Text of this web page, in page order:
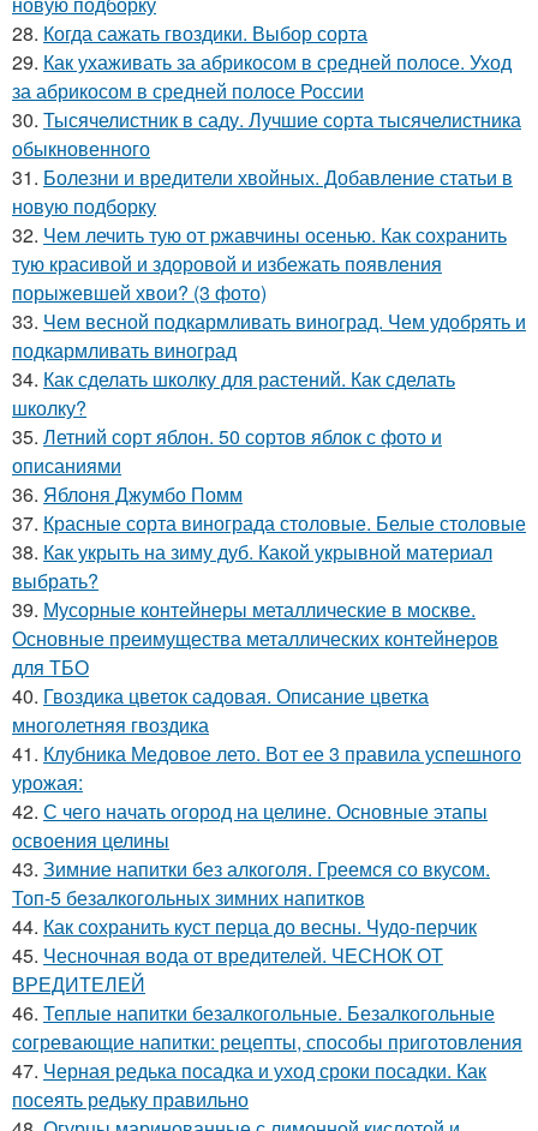
28. Когда сажать гвоздики. Выбор сорта
29. Как ухаживать за абрикосом в средней полосе. Уход
за абрикосом в средней полосе России
30. Тысячелистник в саду. Лучшие сорта тысячелистника
обыкновенного
31. Болезни и вредители хвойных. Добавление статьи в
новую подборку
32. Чем лечить тую от ржавчины осенью. Как сохранить
тую красивой и здоровой и избежать появления
порыжевшей хвои? (3 фото)
33. Чем весной подкармливать виноград. Чем удобрять и
подкармливать виноград
34. Как сделать школку для растений. Как сделать
школку?
35. Летний сорт яблон. 50 сортов яблок с фото и
описаниями
36. Яблоня Джумбо Помм
37. Красные сорта винограда столовые. Белые столовые
38. Как укрыть на зиму дуб. Какой укрывной материал
выбрать?
39. Мусорные контейнеры металлические в москве.
Основные преимущества металлических контейнеров
для ТБО
40. Гвоздика цветок садовая. Описание цветка
многолетняя гвоздика
41. Клубника Медовое лето. Вот ее 3 правила успешного
урожая:
42. С чего начать огород на целине. Основные этапы
освоения целины
43. Зимние напитки без алкоголя. Греемся со вкусом.
Топ-5 безалкогольных зимних напитков
44. Как сохранить куст перца до весны. Чудо-перчик
45. Чесночная вода от вредителей. ЧЕСНОК ОТ
ВРЕДИТЕЛЕЙ
46. Теплые напитки безалкогольные. Безалкогольные
согревающие напитки: рецепты, способы приготовления
47. Черная редька посадка и уход сроки посадки. Как
посеять редьку правильно